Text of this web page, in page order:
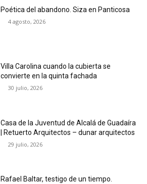
Poética del abandono. Siza en Panticosa
4 agosto, 2026
Villa Carolina cuando la cubierta se
convierte en la quinta fachada
30 julio, 2026
Casa de la Juventud de Alcalá de Guadaíra
| Retuerto Arquitectos – dunar arquitectos
29 julio, 2026
Rafael Baltar, testigo de un tiempo.